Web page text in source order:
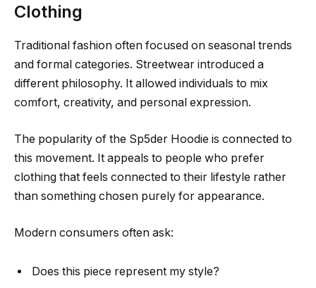
Clothing
Traditional fashion often focused on seasonal trends
and formal categories. Streetwear introduced a
different philosophy. It allowed individuals to mix
comfort, creativity, and personal expression.
The popularity of the Sp5der Hoodie is connected to
this movement. It appeals to people who prefer
clothing that feels connected to their lifestyle rather
than something chosen purely for appearance.
Modern consumers often ask:
Does this piece represent my style?